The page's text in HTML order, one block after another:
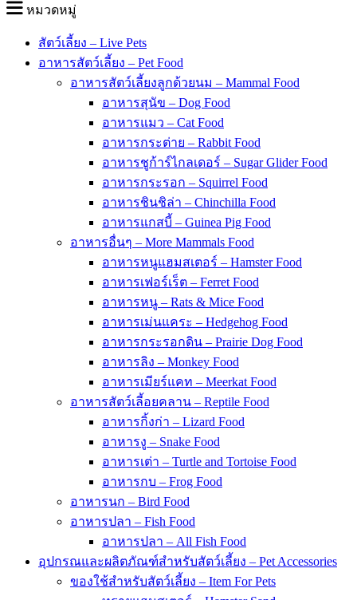
หมวดหมู่
สัตว์เลี้ยง – Live Pets
อาหารสัตว์เลี้ยง – Pet Food
อาหารสัตว์เลี้ยงลูกด้วยนม – Mammal Food
อาหารสุนัข – Dog Food
อาหารแมว – Cat Food
อาหารกระต่าย – Rabbit Food
อาหารชูก้าร์ไกลเดอร์ – Sugar Glider Food
อาหารกระรอก – Squirrel Food
อาหารชินชิล่า – Chinchilla Food
อาหารแกสบี้ – Guinea Pig Food
อาหารอื่นๆ – More Mammals Food
อาหารหนูแฮมสเตอร์ – Hamster Food
อาหารเฟอร์เร็ต – Ferret Food
อาหารหนู – Rats & Mice Food
อาหารเม่นแคระ – Hedgehog Food
อาหารกระรอกดิน – Prairie Dog Food
อาหารลิง – Monkey Food
อาหารเมียร์แคท – Meerkat Food
อาหารสัตว์เลี้อยคลาน – Reptile Food
อาหารกิ้งก่า – Lizard Food
อาหารงู – Snake Food
อาหารเต่า – Turtle and Tortoise Food
อาหารกบ – Frog Food
อาหารนก – Bird Food
อาหารปลา – Fish Food
อาหารปลา – All Fish Food
อุปกรณและผลิตภัณฑ์สำหรับสัตว์เลี้ยง – Pet Accessories
ของใช้สำหรับสัตว์เลี้ยง – Item For Pets